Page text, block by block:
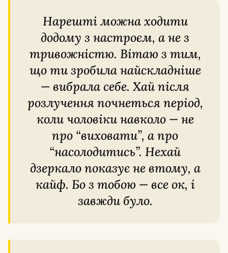
Нарешті можна ходити
додому з настроєм, а не з
тривожністю. Вітаю з тим,
що ти зробила найскладніше
— вибрала себе. Хай після
розлучення почнеться період,
коли чоловіки навколо — не
про “виховати”, а про
“насолодитись”. Нехай
дзеркало показує не втому, а
кайф. Бо з тобою — все ок, і
завжди було.